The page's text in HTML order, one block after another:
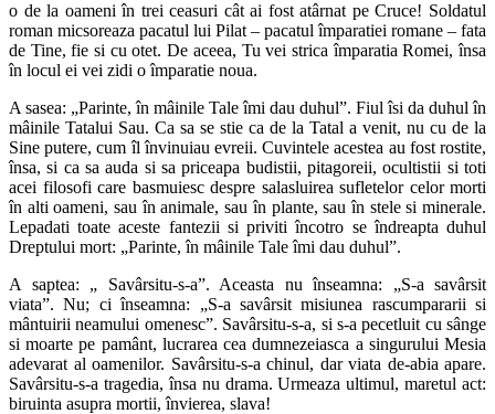
o de la oameni în trei ceasuri cât ai fost atârnat pe Cruce! Soldatul
roman micsoreaza pacatul lui Pilat – pacatul împaratiei romane – fata
de Tine, fie si cu otet. De aceea, Tu vei strica împaratia Romei, însa
în locul ei vei zidi o împaratie noua.
A sasea: „Parinte, în mâinile Tale îmi dau duhul”. Fiul îsi da duhul în
mâinile Tatalui Sau. Ca sa se stie ca de la Tatal a venit, nu cu de la
Sine putere, cum îl învinuiau evreii. Cuvintele acestea au fost rostite,
însa, si ca sa auda si sa priceapa budistii, pitagoreii, ocultistii si toti
acei filosofi care basmuiesc despre salasluirea sufletelor celor morti
în alti oameni, sau în animale, sau în plante, sau în stele si minerale.
Lepadati toate aceste fantezii si priviti încotro se îndreapta duhul
Dreptului mort: „Parinte, în mâinile Tale îmi dau duhul”.
A saptea: „ Savârsitu-s-a”. Aceasta nu înseamna: „S-a savârsit
viata”. Nu; ci înseamna: „S-a savârsit misiunea rascumpararii si
mântuirii neamului omenesc”. Savârsitu-s-a, si s-a pecetluit cu sânge
si moarte pe pamânt, lucrarea cea dumnezeiasca a singurului Mesia
adevarat al oamenilor. Savârsitu-s-a chinul, dar viata de-abia apare.
Savârsitu-s-a tragedia, însa nu drama. Urmeaza ultimul, maretul act:
biruinta asupra mortii, învierea, slava!